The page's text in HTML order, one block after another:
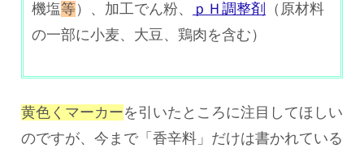
機塩等）、加工でん粉、 ｐＨ調整剤
（原材料
の一部に小麦、大豆、鶏肉を含む）
黄色くマーカーを引いたところに注目してほしい
のですが、今まで「香辛料」だけは書かれている